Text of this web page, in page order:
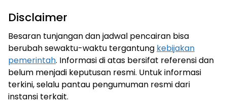
Disclaimer
Besaran tunjangan dan jadwal pencairan bisa
berubah sewaktu-waktu tergantung kebijakan
pemerintah. Informasi di atas bersifat referensi dan
belum menjadi keputusan resmi. Untuk informasi
terkini, selalu pantau pengumuman resmi dari
instansi terkait.